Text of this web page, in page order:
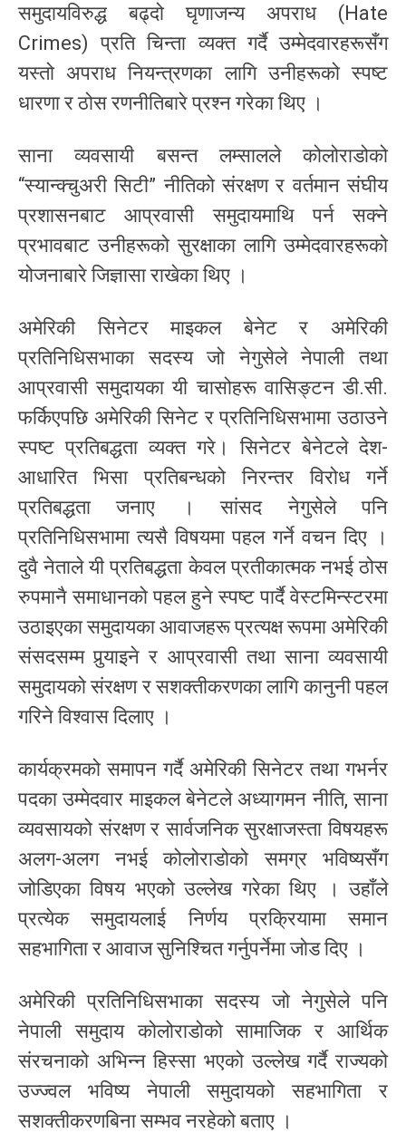
समुदायविरुद्ध बढ्दो घृणाजन्य अपराध (Hate
Crimes) प्रति चिन्ता व्यक्त गर्दै उम्मेदवारहरूसँग
यस्तो अपराध नियन्त्रणका लागि उनीहरूको स्पष्ट
धारणा र ठोस रणनीतिबारे प्रश्न गरेका थिए ।
साना व्यवसायी बसन्त लम्सालले कोलोराडोको
“स्यान्क्चुअरी सिटी” नीतिको संरक्षण र वर्तमान संघीय
प्रशासनबाट आप्रवासी समुदायमाथि पर्न सक्ने
प्रभावबाट उनीहरूको सुरक्षाका लागि उम्मेदवारहरूको
योजनाबारे जिज्ञासा राखेका थिए ।
अमेरिकी सिनेटर माइकल बेनेट र अमेरिकी
प्रतिनिधिसभाका सदस्य जो नेगुसेले नेपाली तथा
आप्रवासी समुदायका यी चासोहरू वासिङ्टन डी.सी.
फर्किएपछि अमेरिकी सिनेट र प्रतिनिधिसभामा उठाउने
स्पष्ट प्रतिबद्धता व्यक्त गरे। सिनेटर बेनेटले देश-
आधारित भिसा प्रतिबन्धको निरन्तर विरोध गर्ने
प्रतिबद्धता जनाए । सांसद नेगुसेले पनि
प्रतिनिधिसभामा त्यसै विषयमा पहल गर्ने वचन दिए ।
दुवै नेताले यी प्रतिबद्धता केवल प्रतीकात्मक नभई ठोस
रुपमानै समाधानको पहल हुने स्पष्ट पार्दै वेस्टमिन्स्टरमा
उठाइएका समुदायका आवाजहरू प्रत्यक्ष रूपमा अमेरिकी
संसदसम्म पुर्‍याइने र आप्रवासी तथा साना व्यवसायी
समुदायको संरक्षण र सशक्तीकरणका लागि कानुनी पहल
गरिने विश्वास दिलाए ।
कार्यक्रमको समापन गर्दै अमेरिकी सिनेटर तथा गभर्नर
पदका उम्मेदवार माइकल बेनेटले अध्यागमन नीति, साना
व्यवसायको संरक्षण र सार्वजनिक सुरक्षाजस्ता विषयहरू
अलग-अलग नभई कोलोराडोको समग्र भविष्यसँग
जोडिएका विषय भएको उल्लेख गरेका थिए । उहाँले
प्रत्येक समुदायलाई निर्णय प्रक्रियामा समान
सहभागिता र आवाज सुनिश्चित गर्नुपर्नेमा जोड दिए ।
अमेरिकी प्रतिनिधिसभाका सदस्य जो नेगुसेले पनि
नेपाली समुदाय कोलोराडोको सामाजिक र आर्थिक
संरचनाको अभिन्न हिस्सा भएको उल्लेख गर्दै राज्यको
उज्ज्वल भविष्य नेपाली समुदायको सहभागिता र
सशक्तीकरणबिना सम्भव नरहेको बताए ।